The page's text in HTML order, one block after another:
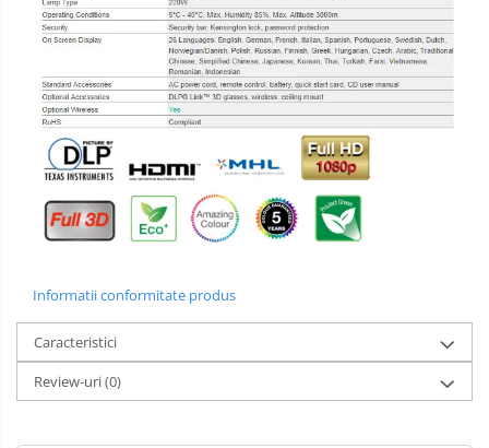
Informatii conformitate produs
Caracteristici
Review-uri(0)